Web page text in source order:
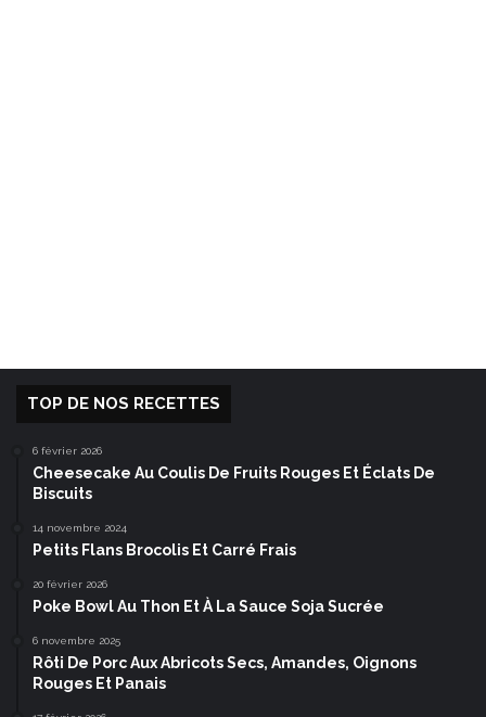
TOP DE NOS RECETTES
6 février 2026
Cheesecake Au Coulis De Fruits Rouges Et Éclats De
Biscuits
14 novembre 2024
Petits Flans Brocolis Et Carré Frais
20 février 2026
Poke Bowl Au Thon Et À La Sauce Soja Sucrée
6 novembre 2025
Rôti De Porc Aux Abricots Secs, Amandes, Oignons
Rouges Et Panais